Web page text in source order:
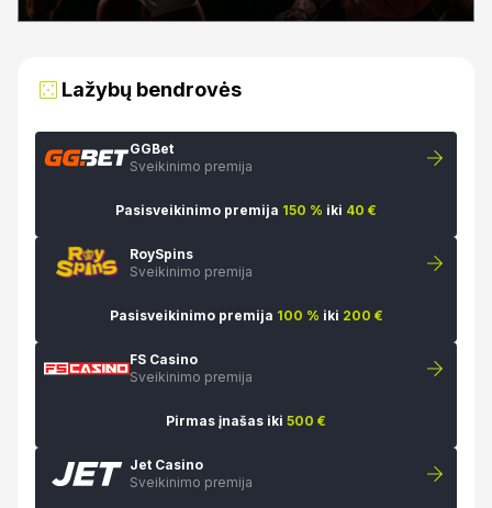
Lažybų bendrovės
GGBet
Sveikinimo premija
Pasisveikinimo premija 150 % iki 40 €
RoySpins
Sveikinimo premija
Pasisveikinimo premija 100 % iki 200 €
FS Casino
Sveikinimo premija
Pirmas įnašas iki 500 €
Jet Casino
Sveikinimo premija